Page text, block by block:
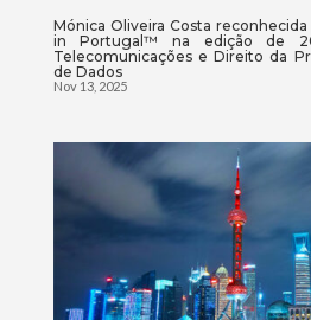
Mónica Oliveira Costa
in Portugal™ na edição de
Telecomunicações e Direito da
de Dados
Nov 13, 2025